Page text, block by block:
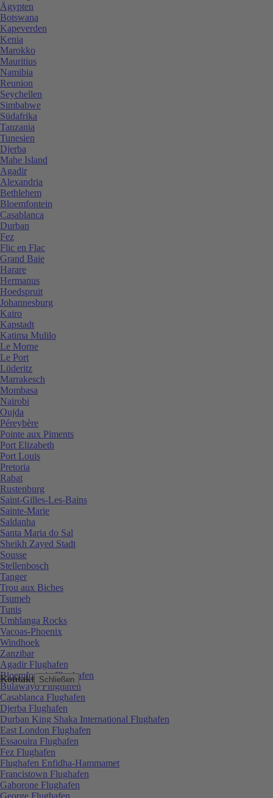
Kontakt Schließen
Ägypten
Botswana
Kapeverden
Kenia
Marokko
Mauritius
Namibia
Reunion
Seychellen
Simbabwe
Südafrika
Tanzania
Tunesien
Djerba
Mahe Island
Agadir
Alexandria
Bethlehem
Bloemfontein
Casablanca
Durban
Fez
Flic en Flac
Grand Baie
Harare
Hermanus
Hoedspruit
Johannesburg
Kairo
Kapstadt
Katima Mulilo
Le Morne
Le Port
Lüderitz
Marrakesch
Mombasa
Nairobi
Oujda
Péreybère
Pointe aux Piments
Port Elizabeth
Port Louis
Pretoria
Rabat
Rustenburg
Saint-Gilles-Les-Bains
Sainte-Marie
Saldanha
Santa Maria do Sal
Sheikh Zayed Stadt
Sousse
Stellenbosch
Tanger
Trou aux Biches
Tsumeb
Tunis
Umhlanga Rocks
Vacoas-Phoenix
Windhoek
Zanzibar
Agadir Flughafen
Bloemfontein Flughafen
Bulawayo Flughafen
Casablanca Flughafen
Djerba Flughafen
Durban King Shaka International Flughafen
East London Flughafen
Essaouira Flughafen
Fez Flughafen
Flughafen Enfidha-Hammamet
Francistown Flughafen
Gaborone Flughafen
George Flughafen